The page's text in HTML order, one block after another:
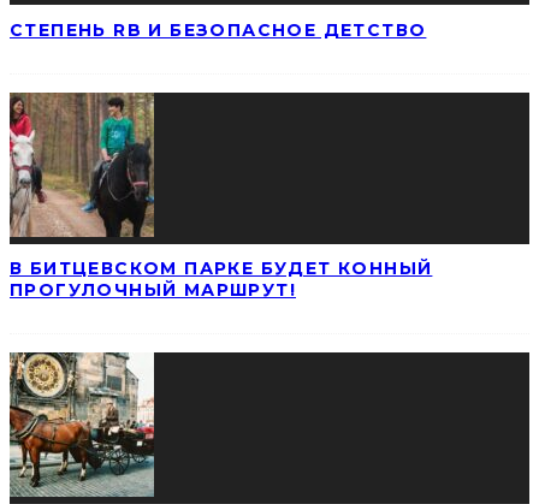
СТЕПЕНЬ RB И БЕЗОПАСНОЕ ДЕТСТВО
В БИТЦЕВСКОМ ПАРКЕ БУДЕТ КОННЫЙ
ПРОГУЛОЧНЫЙ МАРШРУТ!